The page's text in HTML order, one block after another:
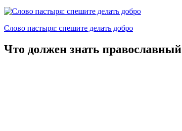
Слово пастыря: спешите делать добро
Что должен знать православный